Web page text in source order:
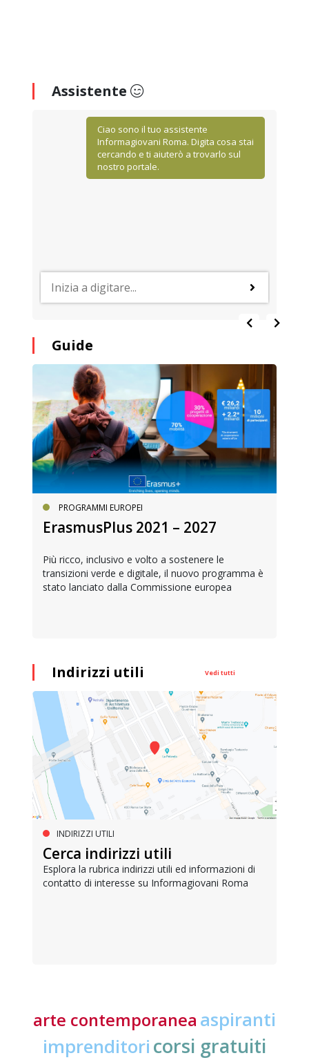
Assistente
Ciao sono il tuo assistente
Informagiovani Roma. Digita cosa stai
cercando e ti aiuterò a trovarlo sul
nostro portale.
Guide
PROGRAMMI EUROPEI
ErasmusPlus 2021 – 2027
Più ricco, inclusivo e volto a sostenere le
transizioni verde e digitale, il nuovo programma è
stato lanciato dalla Commissione europea
Indirizzi utili Vedi tutti
INDIRIZZI UTILI
Cerca indirizzi utili
Esplora la rubrica indirizzi utili ed informazioni di
contatto di interesse su Informagiovani Roma
arte contemporanea aspiranti
imprenditori corsi gratuiti